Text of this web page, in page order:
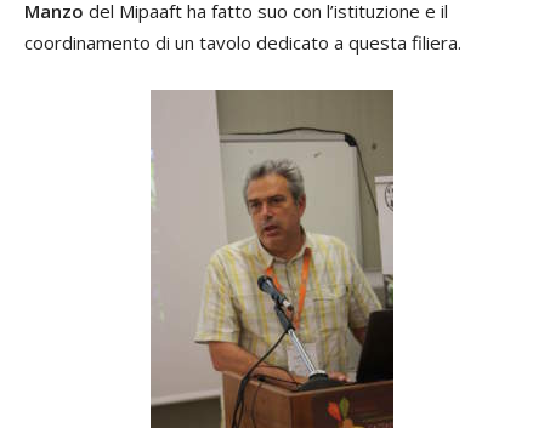
Manzo del Mipaaft ha fatto suo con l’istituzione e il
coordinamento di un tavolo dedicato a questa filiera.